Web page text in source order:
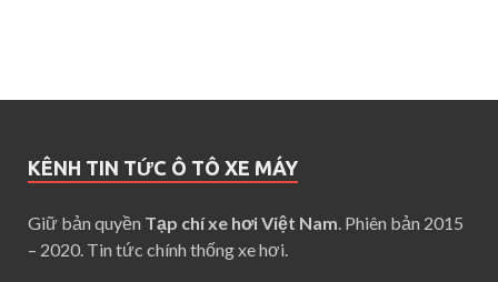
KÊNH TIN TỨC Ô TÔ XE MÁY
Giữ bản quyền Tạp chí xe hơi Việt Nam. Phiên bản 2015
– 2020. Tin tức chính thống xe hơi.